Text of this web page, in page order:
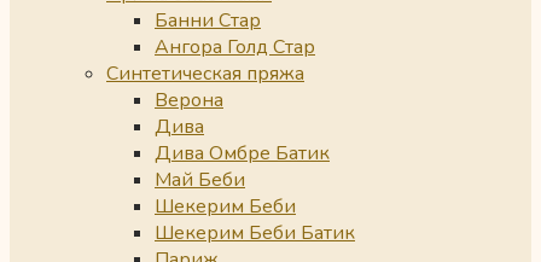
Банни Стар
Ангора Голд Стар
Синтетическая пряжа
Верона
Дива
Дива Омбре Батик
Май Беби
Шекерим Беби
Шекерим Беби Батик